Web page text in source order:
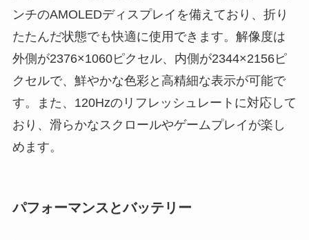
ンチのAMOLEDディスプレイを備えており、折り
たたんだ状態でも快適に使用できます。解像度は
外側が2376×1060ピクセル、内側が2344×2156ピ
クセルで、鮮やかな色彩と高精細な表示が可能で
す。また、120Hzのリフレッシュレートに対応して
おり、滑らかなスクロールやゲームプレイが楽し
めます。
パフォーマンスとバッテリー